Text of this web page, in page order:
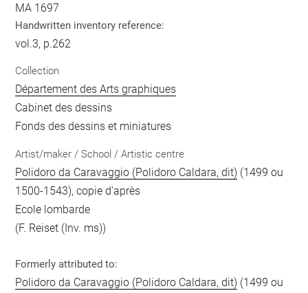
MA 1697
Handwritten inventory reference:
vol.3, p.262
Collection
Département des Arts graphiques
Cabinet des dessins
Fonds des dessins et miniatures
Artist/maker / School / Artistic centre
Polidoro da Caravaggio (Polidoro Caldara, dit) (1499 ou
1500-1543), copie d'après
Ecole lombarde
(F. Reiset (Inv. ms))
Formerly attributed to:
Polidoro da Caravaggio (Polidoro Caldara, dit) (1499 ou